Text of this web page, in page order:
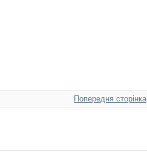
Попередня сторінка